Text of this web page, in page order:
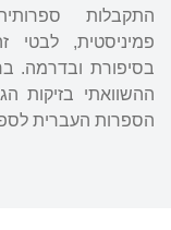
התקבלות
פמיניסטית, לבטי
בסיפורת ובדרמה.
ההשוואתי בזיקות
הספרות העברית